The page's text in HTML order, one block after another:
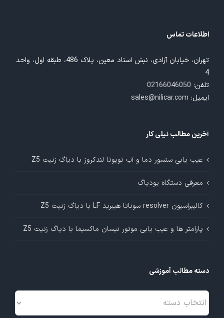
اطلاعات تماس
تهران، خیابان آزادی، نبش استاد معین، پلاک 486، طبقه اول، واحد
4
تلفن: 02166046050
ایمیل: sales@nilicar.com
آخرین مطالب نیلی کار
عیب یابی سنسور دما و آب تویوتا لندکروز با دیاگ زنیت Z5
معرفی دستگاه یودیاگ
کالیبراسیون resolver سوناتا هیبرید LF با دیاگ زنیت Z5
پارامتر ها و عیب یابی موتور نیسان ماکسیما با دیاگ زنیت Z5
دسته مطالب آموزشی
دسته